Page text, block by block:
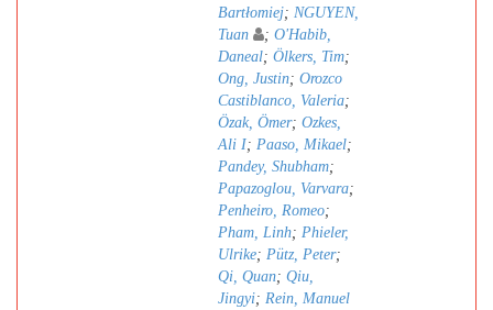
Bartłomiej; NGUYEN,
Tuan
; O'Habib,
Daneal; Ölkers, Tim;
Ong, Justin; Orozco
Castiblanco, Valeria;
Özak, Ömer; Ozkes,
Ali I; Paaso, Mikael;
Pandey, Shubham;
Papazoglou, Varvara;
Penheiro, Romeo;
Pham, Linh; Phieler,
Ulrike; Pütz, Peter;
Qi, Quan; Qiu,
Jingyi; Rein, Manuel